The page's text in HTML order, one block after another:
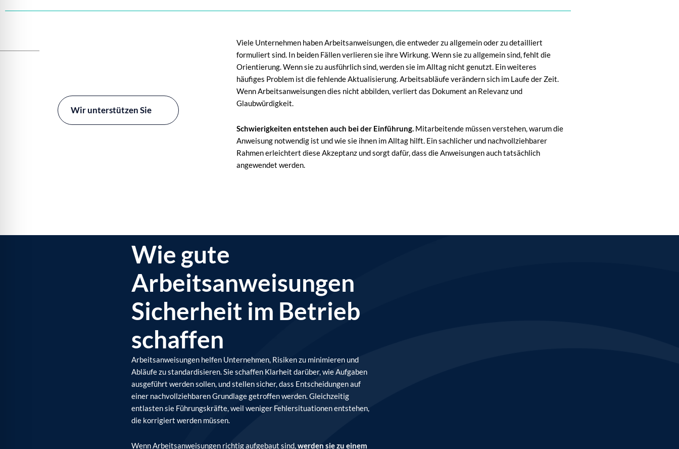
Wir unterstützen Sie
Viele Unternehmen haben Arbeitsanweisungen, die entweder zu allgemein oder zu detailliert
formuliert sind. In beiden Fällen verlieren sie ihre Wirkung. Wenn sie zu allgemein sind, fehlt die
Orientierung. Wenn sie zu ausführlich sind, werden sie im Alltag nicht genutzt. Ein weiteres
häufiges Problem ist die fehlende Aktualisierung. Arbeitsabläufe verändern sich im Laufe der Zeit.
Wenn Arbeitsanweisungen dies nicht abbilden, verliert das Dokument an Relevanz und
Glaubwürdigkeit.
Schwierigkeiten entstehen auch bei der Einführung. Mitarbeitende müssen verstehen, warum die
Anweisung notwendig ist und wie sie ihnen im Alltag hilft. Ein sachlicher und nachvollziehbarer
Rahmen erleichtert diese Akzeptanz und sorgt dafür, dass die Anweisungen auch tatsächlich
angewendet werden.
Wie gute
Arbeitsanweisungen
Sicherheit im Betrieb
schaffen
Arbeitsanweisungen helfen Unternehmen, Risiken zu minimieren und
Abläufe zu standardisieren. Sie schaffen Klarheit darüber, wie Aufgaben
ausgeführt werden sollen, und stellen sicher, dass Entscheidungen auf
einer nachvollziehbaren Grundlage getroffen werden. Gleichzeitig
entlasten sie Führungskräfte, weil weniger Fehlersituationen entstehen,
die korrigiert werden müssen.
Wenn Arbeitsanweisungen richtig aufgebaut sind,werden sie zu einem